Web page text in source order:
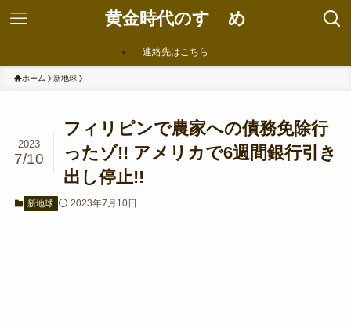
黄金時代のすゝめ
連絡先はこちら
ホーム 新地球
フィリピンで農家への債務免除行
ったゾ!! アメリカで6週間銀行引き
出し停止!!
2023
7/10
新地球 2023年7月10日